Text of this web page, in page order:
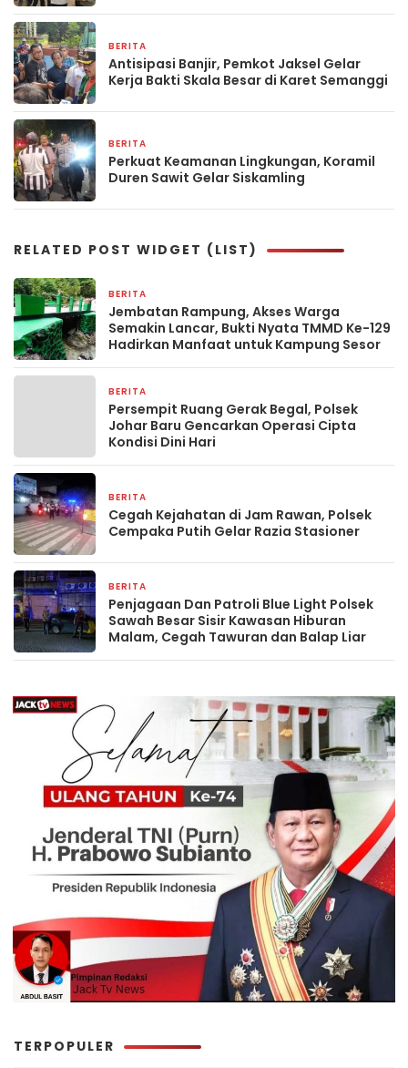
BERITA
Antisipasi Banjir, Pemkot Jaksel Gelar
Kerja Bakti Skala Besar di Karet Semanggi
BERITA
Perkuat Keamanan Lingkungan, Koramil
Duren Sawit Gelar Siskamling
RELATED POST WIDGET (LIST)
BERITA
Jembatan Rampung, Akses Warga
Semakin Lancar, Bukti Nyata TMMD Ke-129
Hadirkan Manfaat untuk Kampung Sesor
BERITA
Persempit Ruang Gerak Begal, Polsek
Johar Baru Gencarkan Operasi Cipta
Kondisi Dini Hari
BERITA
Cegah Kejahatan di Jam Rawan, Polsek
Cempaka Putih Gelar Razia Stasioner
BERITA
Penjagaan Dan Patroli Blue Light Polsek
Sawah Besar Sisir Kawasan Hiburan
Malam, Cegah Tawuran dan Balap Liar
TERPOPULER